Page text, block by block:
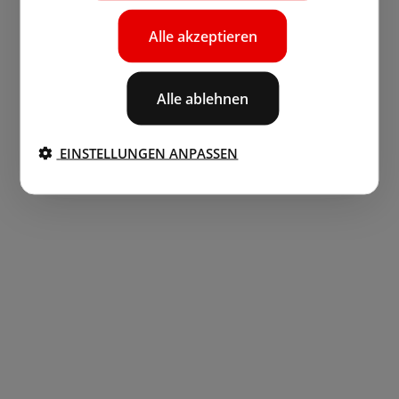
Alle akzeptieren
Alle ablehnen
EINSTELLUNGEN ANPASSEN